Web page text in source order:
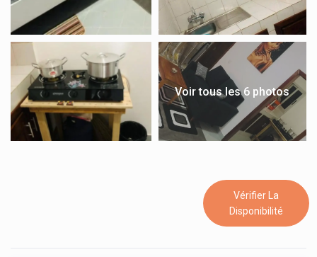
Voir tous les 6 photos
Vérifier La
Disponibilité